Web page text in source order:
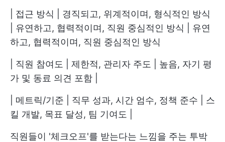
| 접근 방식 | 경직되고, 위계적이며, 형식적인 방식
| 유연하고, 협력적이며, 직원 중심적인 방식 | 유연
하고, 협력적이며, 직원 중심적인 방식
| 직원 참여도 | 제한적, 관리자 주도 | 높음, 자기 평
가 및 동료 의견 포함 |
| 메트릭/기준 | 직무 성과, 시간 엄수, 정책 준수 | 스
킬 개발, 목표 달성, 팀 기여도 |
직원들이 '체크오프'를 받는다는 느낌을 주는 투박